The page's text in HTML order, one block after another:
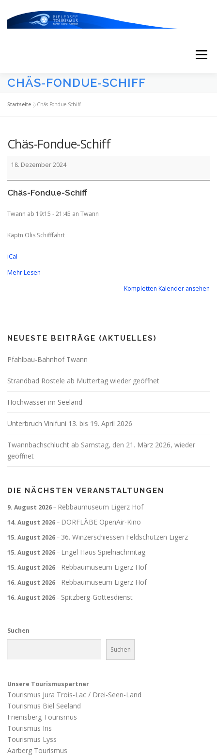
Menü
ESSEN/TRINKEN/SCHLAFEN
CHÄS-FONDUE-SCHIFF
Startseite »Chäs-Fondue-Schiff
Chäs-Fondue-Schiff
Schiff
18. Dezember 2024
Chäs-Fondue-Schiff
Twann ab 19:15 - 21:45 an Twann
Käptn Olis Schifffahrt
iCal
Mehr Lesen
Kompletten Kalender ansehen
NEUESTE BEITRÄGE (AKTUELLES)
Pfahlbau-Bahnhof Twann
Strandbad Rostele ab Muttertag wieder geöffnet
Hochwasser im Seeland
Unterbruch Vinifuni 13. bis 19. April 2026
Twannbachschlucht ab Samstag, den 21. März 2026, wieder
geöffnet
DIE NÄCHSTEN VERANSTALTUNGEN
9. August 2026– Rebbaumuseum Ligerz Hof
14. August 2026– DORFLÄBE OpenAir-Kino
15. August 2026– 36. Winzerschiessen Feldschützen Ligerz
15. August 2026– Engel Haus Spielnachmitag
15. August 2026– Rebbaumuseum Ligerz Hof
16. August 2026– Rebbaumuseum Ligerz Hof
16. August 2026– Spitzberg-Gottesdienst
Suchen
Suchen
Unsere Tourismuspartner
Tourismus Jura Trois-Lac / Drei-Seen-Land
Tourismus Biel Seeland
Frienisberg Tourismus
Tourismus Ins
Tourismus Lyss
Aarberg Tourismus